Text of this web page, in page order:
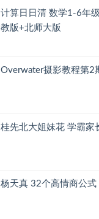
计算日日清 数学1-6年
教版+北师大版
Overwater摄影教程第2
桂先北大姐妹花 学霸家
杨天真 32个高情商公式